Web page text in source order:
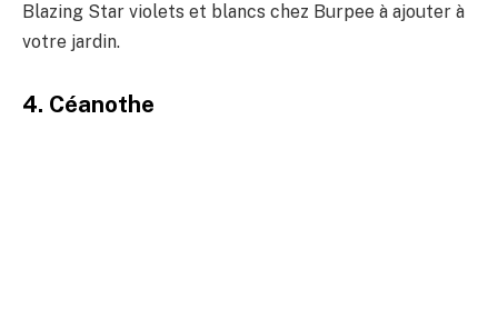
Blazing Star violets et blancs chez Burpee à ajouter à
votre jardin.
4. Céanothe